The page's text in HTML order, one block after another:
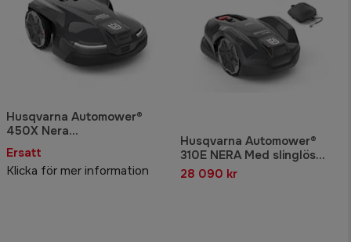
Husqvarna Automower®
450X Nera
Robotgräsklippare
Ersatt
Klicka för mer information
Husqvarna Automower®
310E NERA Med slinglös
teknik Ink. Referensstation
28 090 kr